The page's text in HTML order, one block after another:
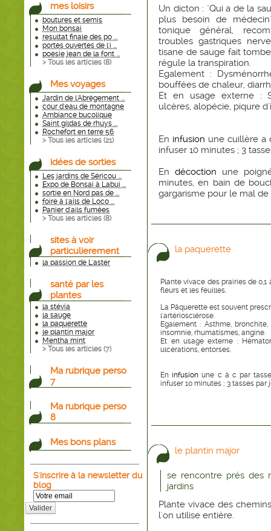
mes loisirs
boutures et semis
Mon bonsai
resultat finale des po ...
portes ouvertes de l'i ...
poesie jean de la font ...
> Tous les articles (8)
Mes voyages
Jardin de l'Abrégement ...
cour d'eau de montagne
Ambiance bucolique
Saint gildas de rhuys ...
Rochefort en terre 56
> Tous les articles (21)
idées de sorties
Les jardins de Séricou ...
Expo de Bonsai à Labui ...
sortie en Nord pas de ...
foire à l'ails de Loco ...
Panier d'ails fumées
> Tous les articles (8)
sites à voir
particulierement
la passion de L'aster
santé par les
plantes
la stévia
la sauge
la paquerette
le plantin major
Mentha mint
> Tous les articles (7)
Ma rubrique perso
7
Ma rubrique perso
8
Mes bons plans
S'inscrire à la newsletter du
blog
Valider
Un dicton : "Qui a de la
plus besoin de
tonique général,
troubles gastriques
tisane de sauge fait
régule la transpiration.
Egalement :
bouffées de chaleur,
Et en usage externe :
ulcères, alopécie, piqure
En infusion une cuillère a
infuser 10 minutes ; 3
Endécoction une
minutes, en bain de
gargarisme pour le mal
la paquerette
Plante vivace des prairies de
fleurs et les feuilles.
La Pâquerette est souvent
l'artériosclérose.
Egalement : Asthme,
insomnie, rhumatismes, angine.
Et en usage externe :
ulcérations, entorses.
Eninfusion une c à c par
infuser 10 minutes ; 3 tasses par
le plantin major
se rencontre prés des
jardins
Plante vivace des
l'on utilise entière.